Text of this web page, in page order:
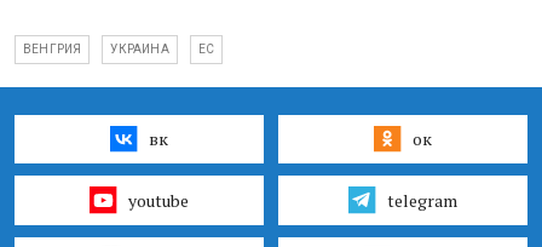
ВЕНГРИЯ УКРАИНА ЕС
вк ок
youtube telegram